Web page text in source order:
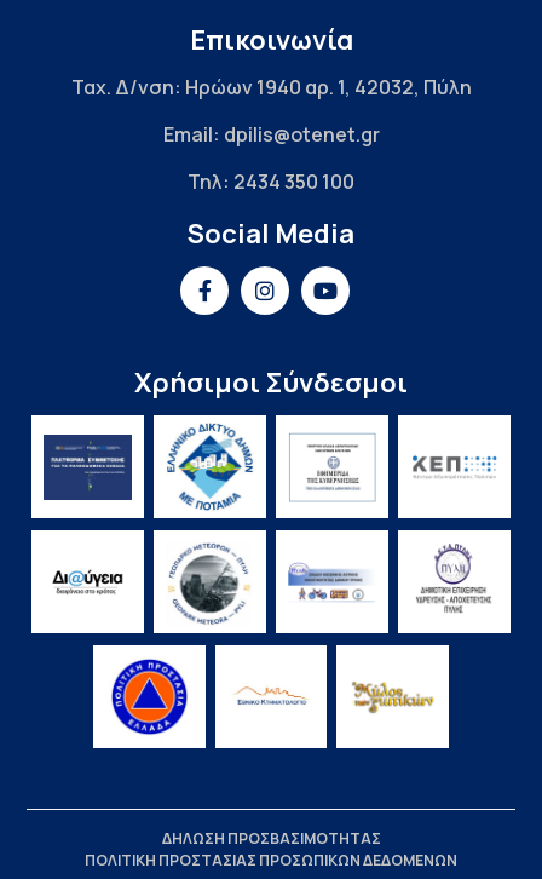
Επικοινωνία
Ταχ. Δ/νση: Ηρώων 1940 αρ. 1, 42032, Πύλη
Email: dpilis@otenet.gr
Τηλ: 2434 350 100
Social Media
Χρήσιμοι Σύνδεσμοι
ΔΗΛΩΣΗ ΠΡΟΣΒΑΣΙΜΟΤΗΤΑΣ
ΠΟΛΙΤΙΚΗ ΠΡΟΣΤΑΣΙΑΣ ΠΡΟΣΩΠΙΚΩΝ ΔΕΔΟΜΕΝΩΝ